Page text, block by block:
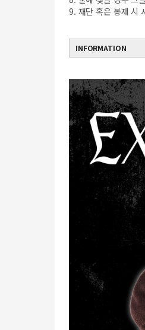
9. 재단 혹은 봉제 시
INFORMATION